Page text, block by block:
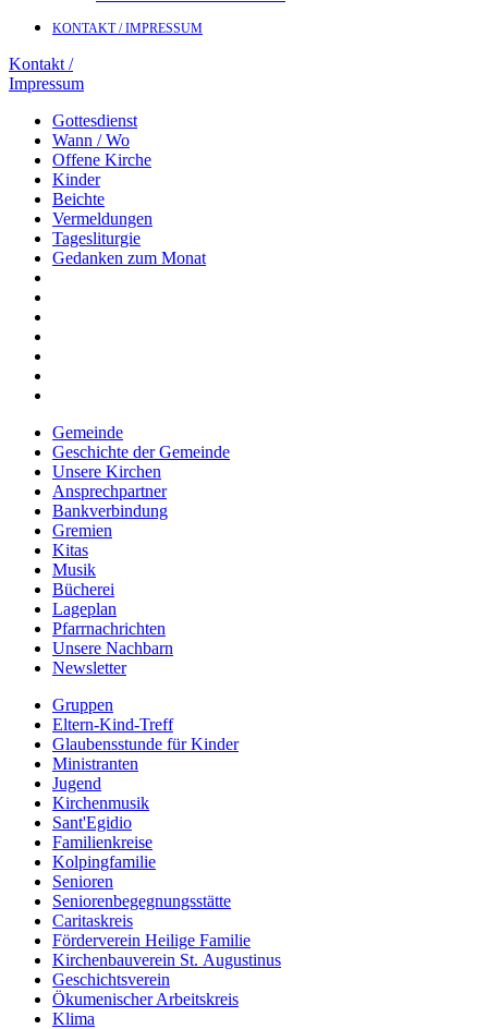
KONTAKT / IMPRESSUM
Kontakt /
Impressum
Gottesdienst
Wann / Wo
Offene Kirche
Kinder
Beichte
Vermeldungen
Tagesliturgie
Gedanken zum Monat
Gemeinde
Geschichte der Gemeinde
Unsere Kirchen
Ansprechpartner
Bankverbindung
Gremien
Kitas
Musik
Bücherei
Lageplan
Pfarrnachrichten
Unsere Nachbarn
Newsletter
Gruppen
Eltern-Kind-Treff
Glaubensstunde für Kinder
Ministranten
Jugend
Kirchenmusik
Sant'Egidio
Familienkreise
Kolpingfamilie
Senioren
Senioren­begegnungs­stätte
Caritaskreis
Förderverein Heilige Familie
Kirchenbauverein St. Augustinus
Geschichtsverein
Ökumenischer Arbeitskreis
Klima